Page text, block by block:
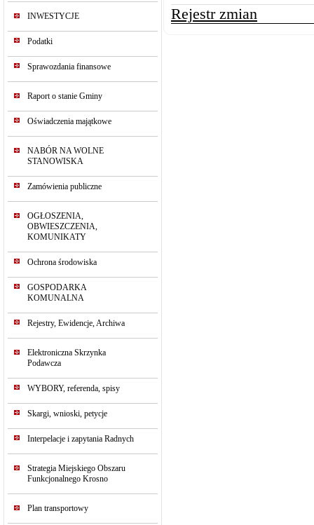
INWESTYCJE
Podatki
Sprawozdania finansowe
Raport o stanie Gminy
Oświadczenia majątkowe
NABÓR NA WOLNE
STANOWISKA
Zamówienia publiczne
OGŁOSZENIA,
OBWIESZCZENIA,
KOMUNIKATY
Ochrona środowiska
GOSPODARKA
KOMUNALNA
Rejestry, Ewidencje, Archiwa
Elektroniczna Skrzynka
Podawcza
WYBORY, referenda, spisy
Skargi, wnioski, petycje
Interpelacje i zapytania Radnych
Strategia Miejskiego Obszaru
Funkcjonalnego Krosno
Plan transportowy
Rejestr zmian